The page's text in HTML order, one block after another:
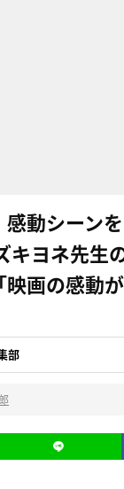
感動シーン
キヨネ先生
映画の感動
部